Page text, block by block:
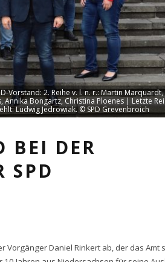
Vorstand: 2. Reihe v. l. n. r.: Martin
Annika Bongartz, Christina Ploenes | Letzte
Ludwig Jedrowiak. © SPD Grevenbroich
BEI DER
SPD
Vorgänger Daniel Rinkert ab, der das Amt